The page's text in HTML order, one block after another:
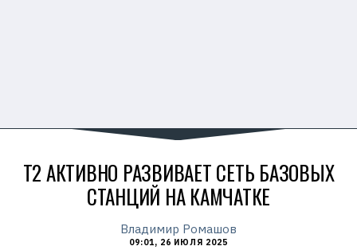
Т2 АКТИВНО РАЗВИВАЕТ СЕТЬ БАЗОВЫХ
СТАНЦИЙ НА КАМЧАТКЕ
Владимир Ромашов
09:01, 26 ИЮЛЯ 2025